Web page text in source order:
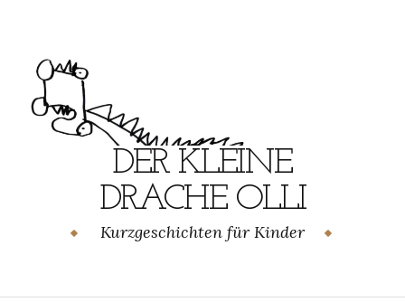
content
DER KLEINE
DRACHE OLLI
Kurzgeschichten für Kinder